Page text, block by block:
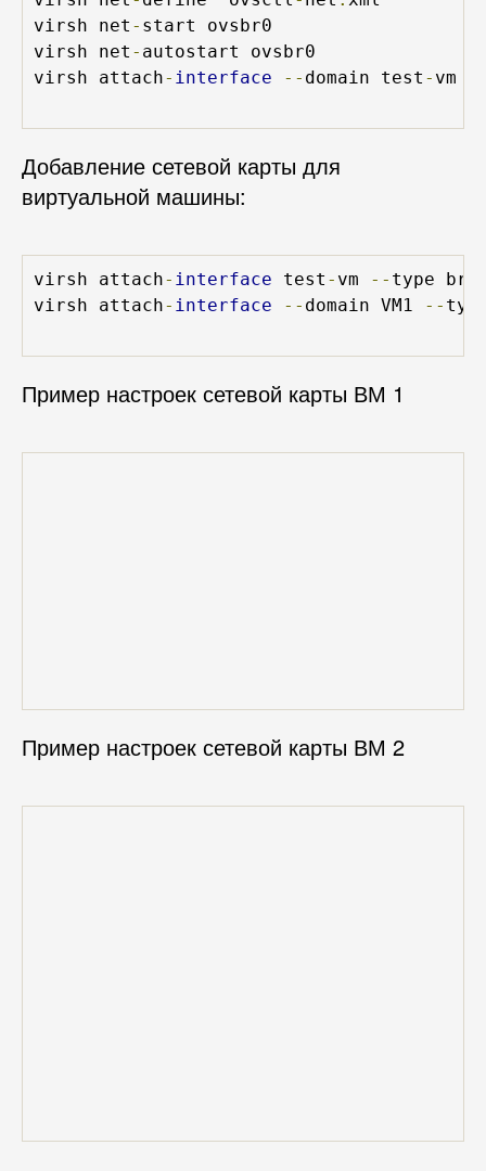
virsh net - start ovsbr0
virsh net - autostart ovsbr0
virsh attach- interface -- domain test - vm
Добавление сетевой карты для
виртуальной машины:
virsh attach- interface test - vm -- type
virsh attach- interface -- domain VM1 --
Пример настроек сетевой карты ВМ 1
Пример настроек сетевой карты ВМ 2